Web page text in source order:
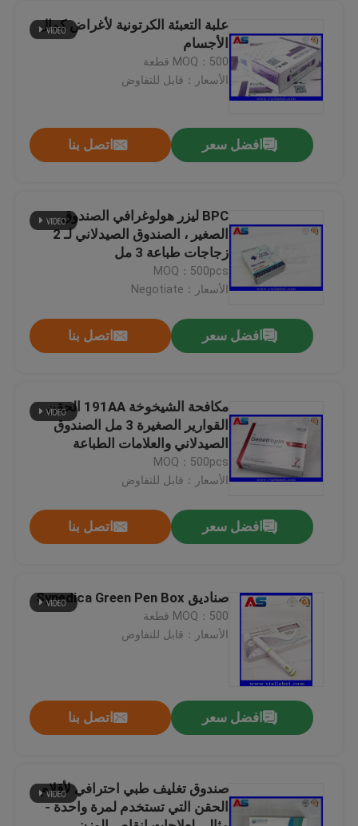
منتجات
معلومات عنا
جولة في المعمل
اطلب اقتباس
تسميات 10ML فيال
تسميات زجاجة صغيرة
علبة التعبئة الكرتونية لأغراض كمال
الأجسام
MOQ：500 قطعة
الأسعار：قابل للتفاوض
افضل سعر اتصل بنا
BPC ليزر هولوغرافي الصندوق
الصغير ، الصندوق الصيدلاني لـ 2
زجاجات طباعة 3 مل
MOQ：500pcs
الأسعار：Negotiate
افضل سعر اتصل بنا
مكافحة الشيخوخة 191AA الحقن
القوارير الصغيرة 3 مل الصندوق
الصيدلاني والعلامات الطباعة
جينيتروبين
MOQ：500pcs
الأسعار：قابل للتفاوض
افضل سعر اتصل بنا
صناديق Synedica Green Pen Box
MOQ：500 قطعة
الأسعار：قابل للتفاوض
افضل سعر اتصل بنا
صندوق تغليف طبي احترافي لأقلام
الحقن التي تستخدم لمرة واحدة -